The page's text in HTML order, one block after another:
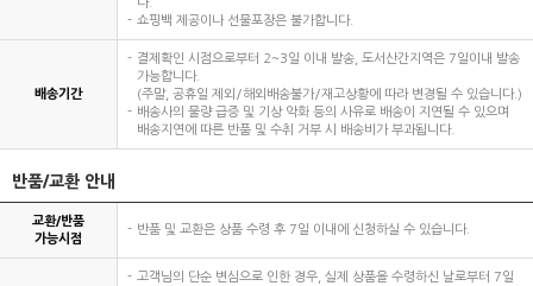
다.
쇼핑백 제공이나 선물포장은 불가합니다.
배송기간
결제확인 시점으로부터 2~3일 이내 발송, 도서산간지역은 7일이내 발송
가능합니다.
(주말, 공휴일 제외/해외배송불가/재고상황에 따라 변경될 수 있습니다.)
배송사의 물량 급증 및 기상 악화 등의 사유로 배송이 지연될 수 있으며
배송지연에 따른 반품 및 수취 거부 시 배송비가 부과됩니다.
반품/교환 안내
교환/반품
가능시점
반품 및 교환은 상품 수령 후 7일 이내에 신청하실 수 있습니다.
고객님의 단순 변심으로 인한 경우, 실제 상품을 수령하신 날로부터 7일